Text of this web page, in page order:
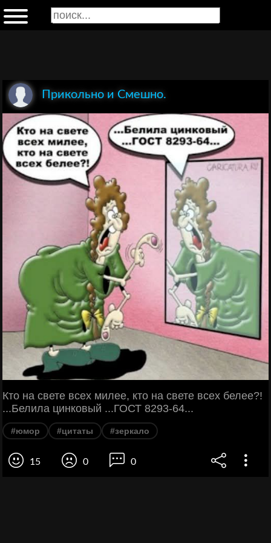
Прикольно и Смешно.
Кто на свете всех милее, кто на свете всех белее?!
...Белила цинковый ...ГОСТ 8293-64...
#юмор #цитаты #зеркало
15 0 0